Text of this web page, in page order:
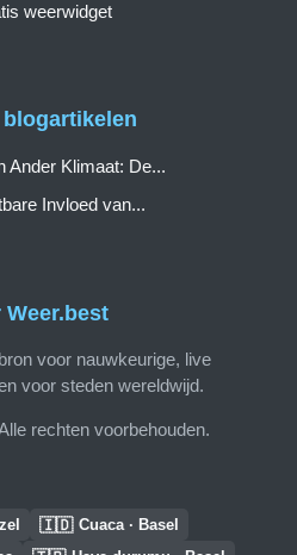
Weer.best
voor nauwkeurige, live
voor steden wereldwijd.
rechten voorbehouden.
weerwidget
Ander Klimaat: De...
Invloed van...
🇮🇩 Cuaca · Basel